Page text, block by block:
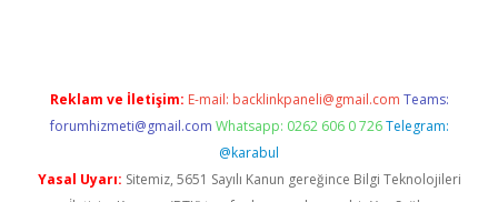
Reklam ve İletişim: E-mail: backlinkpaneli@gmail.com Teams:
forumhizmeti@gmail.com Whatsapp: 0262 606 0 726 Telegram:
@karabul
Yasal Uyarı: Sitemiz, 5651 Sayılı Kanun gereğince Bilgi Teknolojileri